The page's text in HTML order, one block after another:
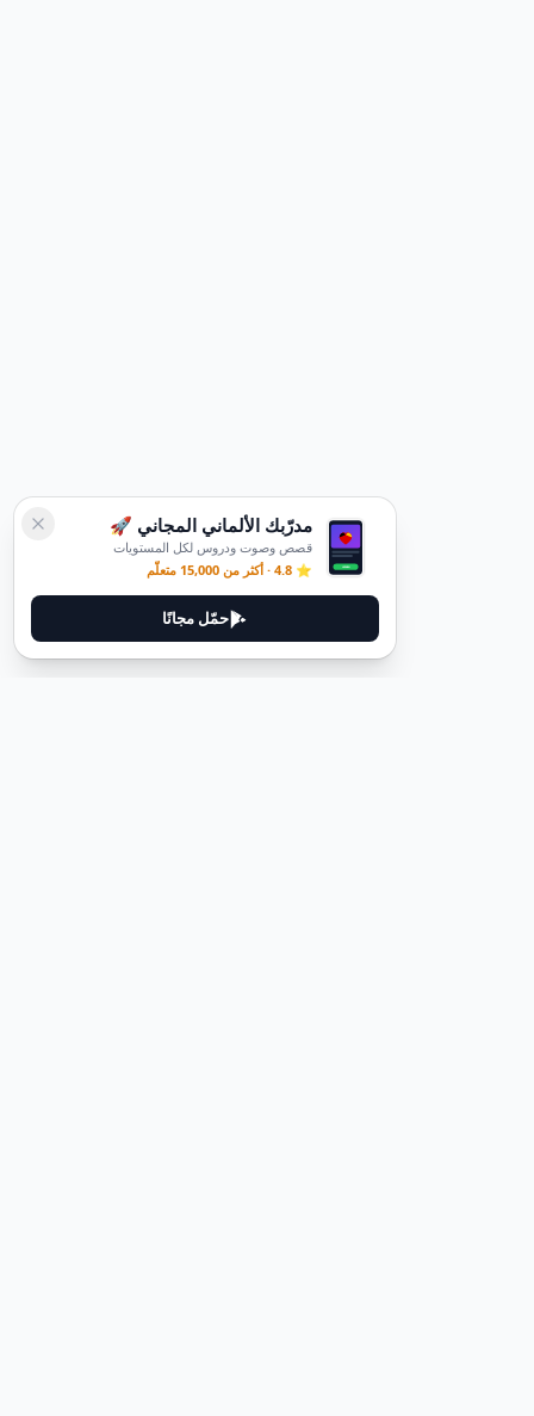
مدرّبك الألماني المجاني 🚀
قصص وصوت ودروس لكل المستويات
⭐ 4.8 · أكثر من 15,000 متعلّم
حمّل مجانًا